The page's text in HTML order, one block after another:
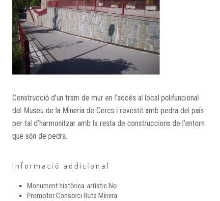
Construcció d’un tram de mur en l’accés al local polifuncional
del Museu de la Mineria de Cercs i revestit amb pedra del país
per tal d’harmonitzar amb la resta de construccions de l’entorn
que són de pedra.
Informació addicional
Monument històrica-artísticNo
PromotorConsorci Ruta Minera